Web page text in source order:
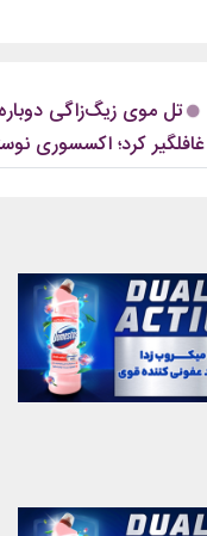
تل موی زیگ‌زاگی
غافلگیر کرد؛ اکسسوری
دوباره ترند شد!